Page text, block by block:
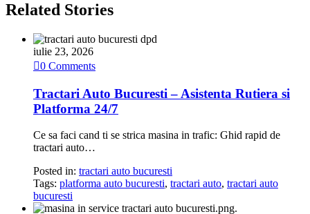
Related Stories
iulie 23, 2026
0 Comments
Tractari Auto Bucuresti – Asistenta Rutiera si
Platforma 24/7
Ce sa faci cand ti se strica masina in trafic: Ghid rapid de
tractari auto…
Posted in: tractari auto bucuresti
Tags: platforma auto bucuresti, tractari auto, tractari auto
bucuresti